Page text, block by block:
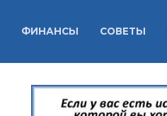
ФИНАНСЫ СОВЕТЫ